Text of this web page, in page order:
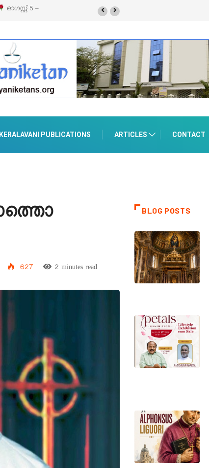
8-ന്
KERALAVANI PUBLICATIONS ARTICLES CONTACT
627 2 minutes read
BLOG POSTS